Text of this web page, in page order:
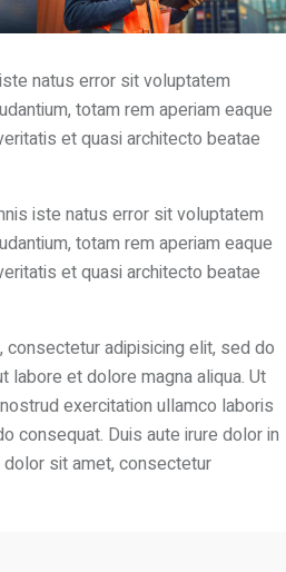
natus error sit voluptatem
totam rem aperiam eaque
et quasi architecto beatae
iste natus error sit voluptatem
totam rem aperiam eaque
et quasi architecto beatae
adipisicing elit, sed do
labore et dolore magna aliqua. Ut
exercitation ullamco laboris
consequat. Duis aute irure dolor in
sit amet, consectetur